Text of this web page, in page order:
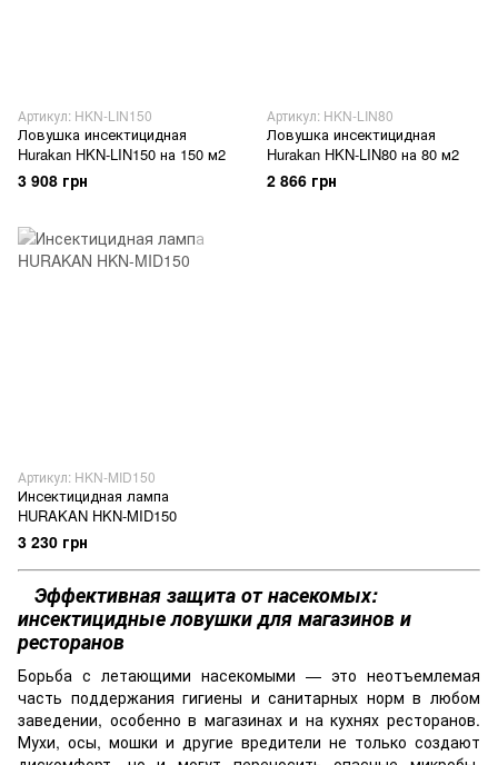
Артикул: HKN-LIN150
Ловушка инсектицидная
Hurakan HKN-LIN150 на 150 м2
3 908 грн
Артикул: HKN-LIN80
Ловушка инсектицидная
Hurakan HKN-LIN80 на 80 м2
2 866 грн
Артикул: HKN-MID150
Инсектицидная лампа
HURAKAN HKN-MID150
3 230 грн
Эффективная защита от насекомых:
инсектицидные ловушки для магазинов и
ресторанов
Борьба с летающими насекомыми — это неотъемлемая
часть поддержания гигиены и санитарных норм в любом
заведении, особенно в магазинах и на кухнях ресторанов.
Мухи, осы, мошки и другие вредители не только создают